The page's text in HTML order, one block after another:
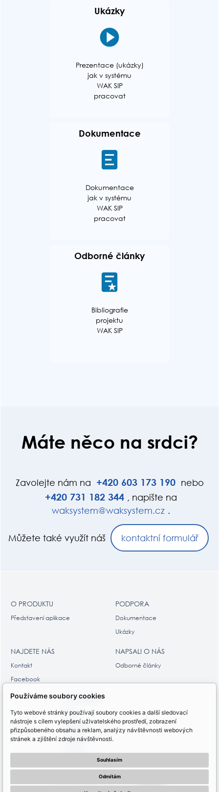
Používáme soubory cookies
Tyto webové stránky používají soubory cookies a další sledovací
nástroje s cílem vylepšení uživatelského prostředí, zobrazení
přizpůsobeného obsahu a reklam, analýzy návštěvnosti webových
stránek a zjištění zdroje návštěvnosti.
Souhlasím
Odmítám
Ukázky
Prezentace (ukázky)
jak v systému
WAK SIP
pracovat
Dokumentace
Dokumentace
jak v systému
WAK SIP
pracovat
Odborné články
Bibliografie
projektu
WAK SIP
Máte něco na srdci?
Zavolejte nám na +420603173190 nebo
+420 731 182 344 , napište na
waksystem@waksystem.cz .
Můžete také využít náš kontaktní formulář
O PRODUKTU
Představení aplikace
PODPORA
Dokumentace
Ukázky
NAJDETE NÁS
Kontakt
Facebook
NAPSALI O NÁS
Odborné články
O VÝROBCI
Profil
Produkty
Partneři
Kontakty